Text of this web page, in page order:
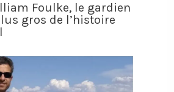
Foulke, le gardien
gros de l’histoire